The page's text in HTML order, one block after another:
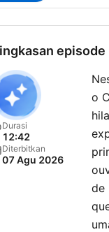
episode
Durasi
12:42
Diterbitkan
07 Agu 2026
o
de